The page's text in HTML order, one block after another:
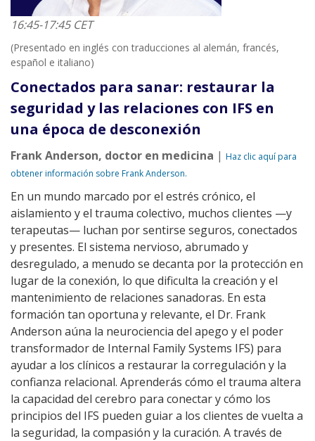
16:45-17:45 CET
(Presentado en inglés con traducciones al alemán, francés,
español e italiano)
Conectados para sanar: restaurar la
seguridad y las relaciones con IFS en
una época de desconexión
Frank Anderson, doctor en medicina | Haz clic aquí para
obtener información sobre Frank Anderson.
En un mundo marcado por el estrés crónico, el
aislamiento y el trauma colectivo, muchos clientes —y
terapeutas— luchan por sentirse seguros, conectados
y presentes. El sistema nervioso, abrumado y
desregulado, a menudo se decanta por la protección en
lugar de la conexión, lo que dificulta la creación y el
mantenimiento de relaciones sanadoras. En esta
formación tan oportuna y relevante, el Dr. Frank
Anderson aúna la neurociencia del apego y el poder
transformador de Internal Family Systems IFS) para
ayudar a los clínicos a restaurar la corregulación y la
confianza relacional. Aprenderás cómo el trauma altera
la capacidad del cerebro para conectar y cómo los
principios del IFS pueden guiar a los clientes de vuelta a
la seguridad, la compasión y la curación. A través de